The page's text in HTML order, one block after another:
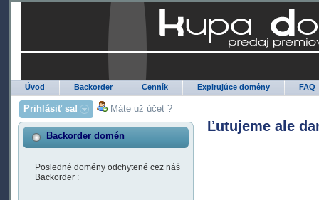
Úvod Backorder Cenník Expirujúce domény FAQ
Prihlásiť sa! Máte už účet ?
Backorder domén
Posledné domény odchytené cez náš
Backorder :
Ľutujeme ale